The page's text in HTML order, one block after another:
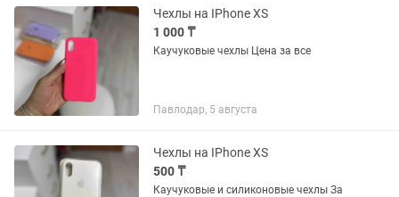
Чехлы на IPhone XS
1 000 ₸
Каучуковые чехлы Цена за все
Павлодар, 5 августа
Чехлы на IPhone XS
500 ₸
Каучуковые и силиконовые чехлы За